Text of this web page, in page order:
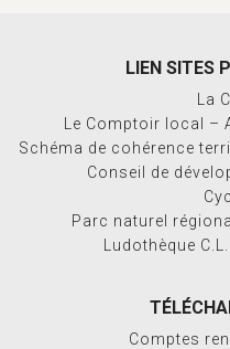
LIEN SITES
La
Le Comptoir local –
Schéma de cohérence
Conseil de
Parc naturel
Ludothèque
Comptes